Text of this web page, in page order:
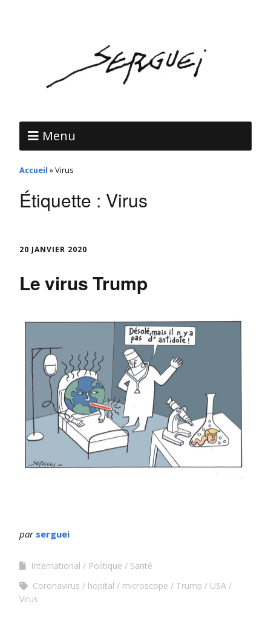
Menu
Accueil »Virus
Étiquette : Virus
20 JANVIER 2020
Le virus Trump
par serguei
International Politique
Santé
Coronavirus
hopital microscope Trump
USA
Virus